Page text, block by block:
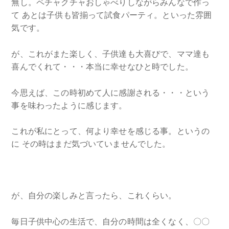
無し。ペチャクチャおしゃべりしながらみんなで作っ
て あとは子供も皆揃って試食パーティ。といった雰囲
気です。
が、これがまた楽しく、子供達も大喜びで、ママ達も
喜んでくれて・・・本当に幸せなひと時でした。
今思えば、この時初めて人に感謝される・・・という
事を味わったように感じます。
これが私にとって、何より幸せを感じる事。というの
に その時はまだ気づいていませんでした。
が、自分の楽しみと言ったら、これくらい。
毎日子供中心の生活で、自分の時間は全くなく、〇〇